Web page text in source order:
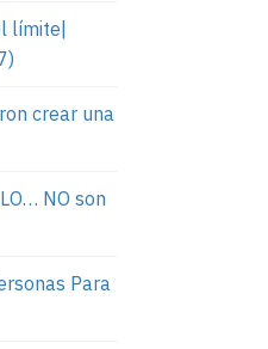
límite|
crear una
NO son
Para